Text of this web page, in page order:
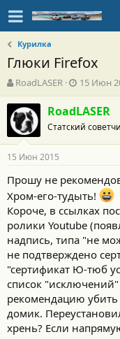
Курилка
Глюки Firefox
А
в
т
о
р
т
е
м
ы
RoadLASER
Д
а
т
а
н
а
а
л
а
15 Июн
RoadLASER
Статский
15 Июн 2015
Прошу не
Хром-его-тудыть!
Короче, в ссылках
ролики Youtube
надпись, типа "не
не подтверждено
"сертификат Ю-тюб
список
рекомендацию
домик.
хрень? Если